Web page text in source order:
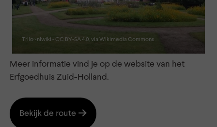
Trilo~nlwiki - CC BY-SA 4.0, via Wikimedia Commons
Meer informatie vind je op de website van het
Erfgoedhuis Zuid-Holland.
Bekijk de route